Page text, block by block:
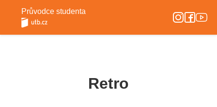
Průvodce studenta
Retro